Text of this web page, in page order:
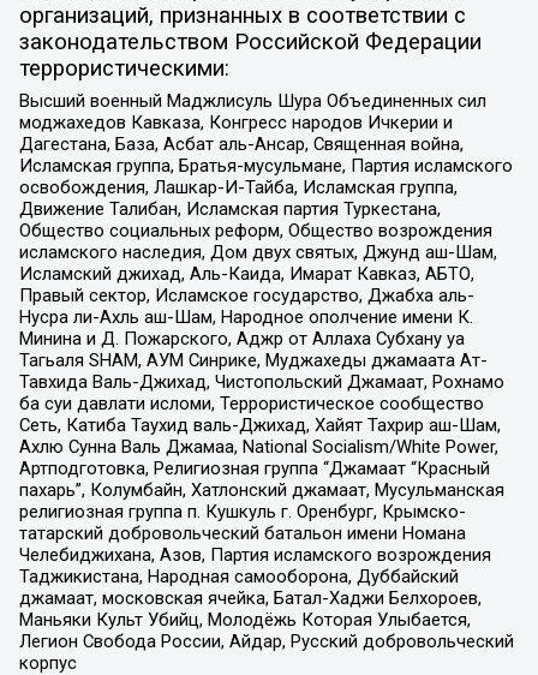
организаций, признанных в соответствии с
законодательством Российской Федерации
террористическими:
Высший военный Маджлисуль Шура Объединенных сил
моджахедов Кавказа, Конгресс народов Ичкерии и
Дагестана, База, Асбат аль-Ансар, Священная война,
Исламская группа, Братья-мусульмане, Партия исламского
освобождения, Лашкар-И-Тайба, Исламская группа,
Движение Талибан, Исламская партия Туркестана,
Общество социальных реформ, Общество возрождения
исламского наследия, Дом двух святых, Джунд аш-Шам,
Исламский джихад, Аль-Каида, Имарат Кавказ, АБТО,
Правый сектор, Исламское государство, Джабха аль-
Нусра ли-Ахль аш-Шам, Народное ополчение имени К.
Минина и Д. Пожарского, Аджр от Аллаха Субхану уа
Тагьаля SHAM, АУМ Синрике, Муджахеды джамаата Ат-
Тавхида Валь-Джихад, Чистопольский Джамаат, Рохнамо
ба суи давлати исломи, Террористическое сообщество
Сеть, Катиба Таухид валь-Джихад, Хайят Тахрир аш-Шам,
Ахлю Сунна Валь Джамаа, National Socialism/White Power,
Артподготовка, Религиозная группа “Джамаат “Красный
пахарь”, Колумбайн, Хатлонский джамаат, Мусульманская
религиозная группа п. Кушкуль г. Оренбург, Крымско-
татарский добровольческий батальон имени Номана
Челебиджихана, Азов, Партия исламского возрождения
Таджикистана, Народная самооборона, Дуббайский
джамаат, московская ячейка, Батал-Хаджи Белхороев,
Маньяки Культ Убийц, Молодёжь Которая Улыбается,
Легион Свобода России, Айдар, Русский добровольческий
корпус